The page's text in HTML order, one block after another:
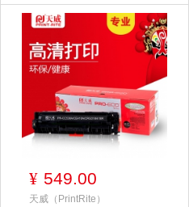
¥ 549.00
天威（PrintRite）